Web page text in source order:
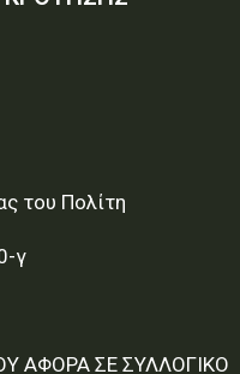
του Πολίτη
γ
ΑΦΟΡΑ ΣΕ ΣΥΛΛΟΓΙΚΟ